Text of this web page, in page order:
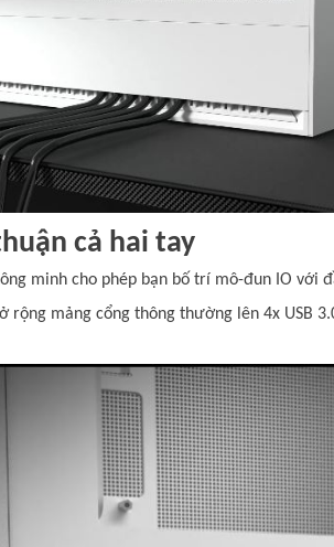
cả hai tay
minh cho phép bạn bố trí mô-đun IO với
rộng mảng cổng thông thường lên 4x USB